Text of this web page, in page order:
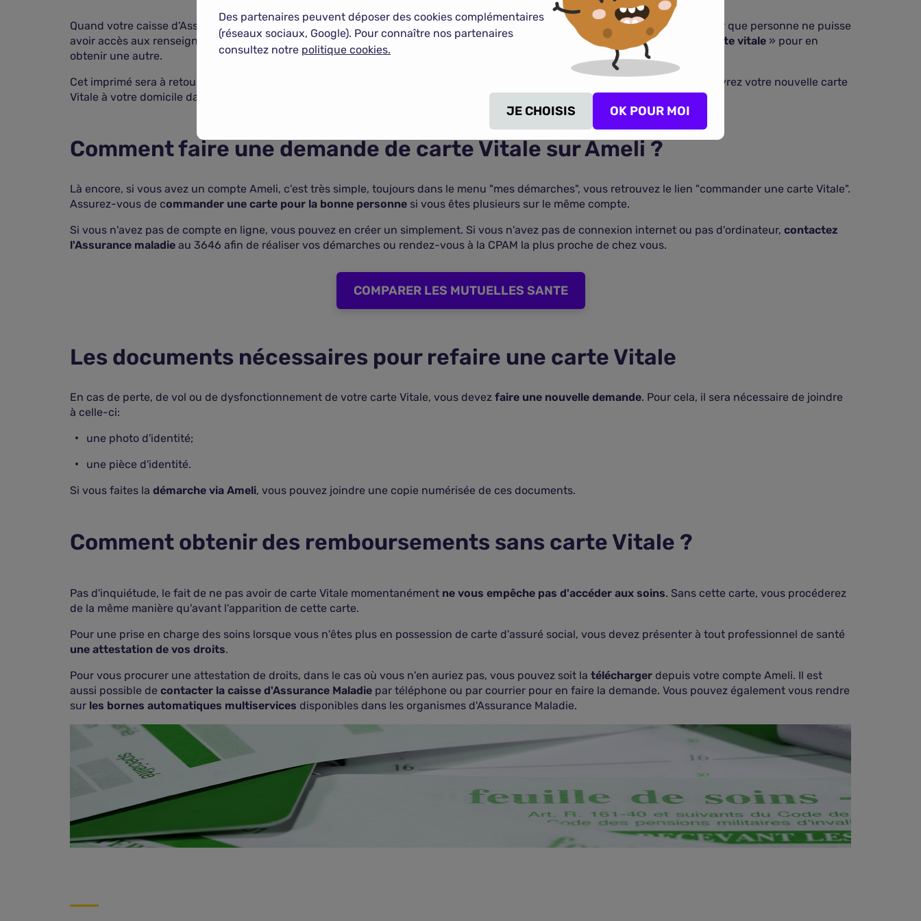
Quand votre caisse d'Assurance Maladie aura reçu votre déclaration de perte ou de vol, elle désactivera votre carte Vitale
pour que personne ne puisse
avoir accès aux renseignements vous concernant. La caisse d'Assurance Maladie vous adressera un imprimé «
Ma nouvelle carte vitale » pour en
obtenir une autre.
Cet imprimé sera à retourner après avoir
. Vous recevrez votre nouvelle carte
Vitale à votre domicile dans
Comment faire une demande de carte Vitale sur Ameli ?
Là encore, si vous avez un compte Ameli, c'est très simple, toujours dans le menu "mes démarches", vous retrouvez le lien "commander une carte Vitale".
Assurez-vous de commander une carte pour la bonne personne si vous êtes plusieurs sur le même compte.
Si vous n'avez pas de compte en ligne, vous pouvez en créer un simplement. Si vous n'avez pas de connexion internet ou pas d'ordinateur, contactez
l'Assurance maladie au 3646 afin de réaliser vos démarches ou rendez-vous à la CPAM la plus proche de chez vous.
COMPARER LES MUTUELLES SANTE
Les documents nécessaires pour refaire une carte Vitale
En cas de perte, de vol ou de dysfonctionnement de votre carte Vitale, vous devez faire une nouvelle demande. Pour cela, il sera nécessaire de joindre
à celle-ci:
une photo d'identité;
une pièce d'identité.
Si vous faites la démarche via Ameli, vous pouvez joindre une copie numérisée de ces documents.
Comment obtenir des remboursements sans carte Vitale ?
Pas d'inquiétude, le fait de ne pas avoir de carte Vitale momentanément ne vous empêche pas d'accéder aux soins. Sans cette carte, vous procéderez
de la même manière qu'avant l'apparition de cette carte.
Pour une prise en charge des soins lorsque vous n'êtes plus en possession de carte d'assuré social, vous devez présenter à tout professionnel de santé
une attestation de vos droits.
Pour vous procurer une attestation de droits, dans le cas où vous n'en auriez pas, vous pouvez soit la télécharger depuis votre compte Ameli. Il est
aussi possible de contacter la caisse d'Assurance Maladie par téléphone ou par courrier pour en faire la demande. Vous pouvez également vous rendre
sur les bornes automatiques multiservices disponibles dans les organismes d'Assurance Maladie.
Des partenaires peuvent déposer des cookies complémentaires
(réseaux sociaux, Google). Pour connaître nos partenaires
consultez notre politique cookies.
JE CHOISIS OK POUR MOI